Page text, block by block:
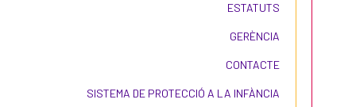
ESTATUTS
GERÈNCIA
CONTACTE
SISTEMA DE PROTECCIÓ A LA INFÀNCIA